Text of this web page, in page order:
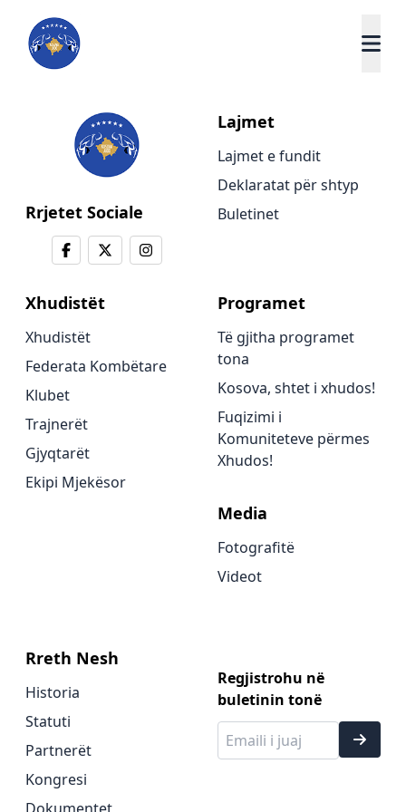
Rrjetet Sociale
Lajmet
Lajmet e fundit
Deklaratat për shtyp
Buletinet
Xhudistët
Xhudistët
Federata Kombëtare
Klubet
Trajnerët
Gjyqtarët
Ekipi Mjekësor
Programet
Të gjitha programet
tona
Kosova, shtet i xhudos!
Fuqizimi i
Komuniteteve përmes
Xhudos!
Media
Fotografitë
Videot
Rreth Nesh
Historia
Statuti
Partnerët
Kongresi
Regjistrohu në
buletinin tonë